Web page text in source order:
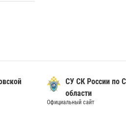
совместный урок
05 августа 2026, 12:55
СУ СК России по
области
Официальный сайт